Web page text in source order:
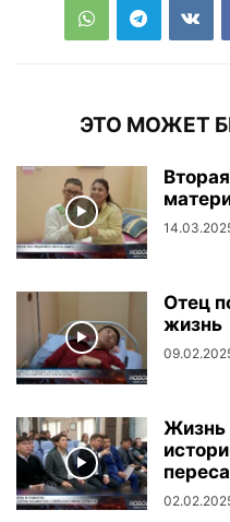
ЭТО МОЖЕТ
Отец
жизнь
Жизнь